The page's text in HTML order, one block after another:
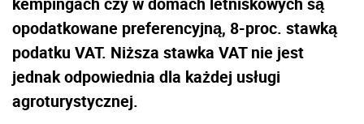
opodatkowane preferencyjną, 8-proc. stawką
podatku VAT. Niższa stawka VAT nie jest
jednak odpowiednia dla każdej usługi
agroturystycznej.